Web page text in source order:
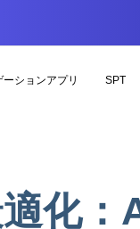
ーションアプリ SPT
化：